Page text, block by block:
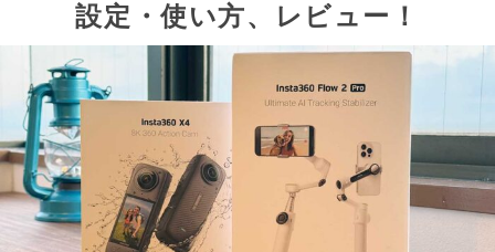
設定・使い方、レビュー！